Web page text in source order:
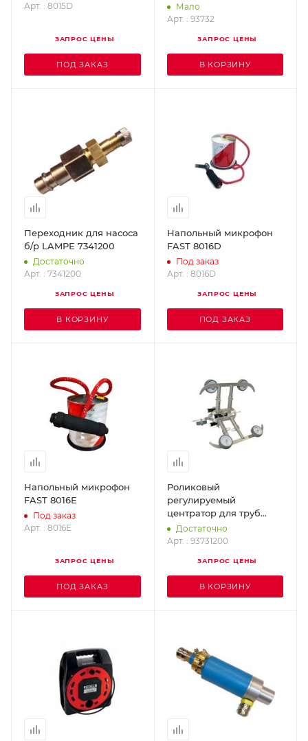
Арт. : 8015D
ЗАПРОС ЦЕНЫ
ПОД ЗАКАЗ
Мало
Арт. : 93732
ЗАПРОС ЦЕНЫ
В КОРЗИНУ
Переходник для насоса
б/р LAMPE 7341200
Достаточно
Арт. : 7341200
ЗАПРОС ЦЕНЫ
В КОРЗИНУ
Напольный микрофон
FAST 8016D
Под заказ
Арт. : 8016D
ЗАПРОС ЦЕНЫ
ПОД ЗАКАЗ
Напольный микрофон
FAST 8016E
Под заказ
Арт. : 8016E
ЗАПРОС ЦЕНЫ
ПОД ЗАКАЗ
Роликовый
регулируемый
центратор для труб
диаметрами от 300 до
500 мм. MINCAM
Достаточно
Арт. : 93731200
ЗАПРОС ЦЕНЫ
В КОРЗИНУ